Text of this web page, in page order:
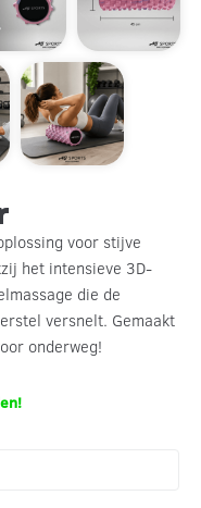
voor stijve
het intensieve 3D-
die de
versnelt. Gemaakt
onderweg!